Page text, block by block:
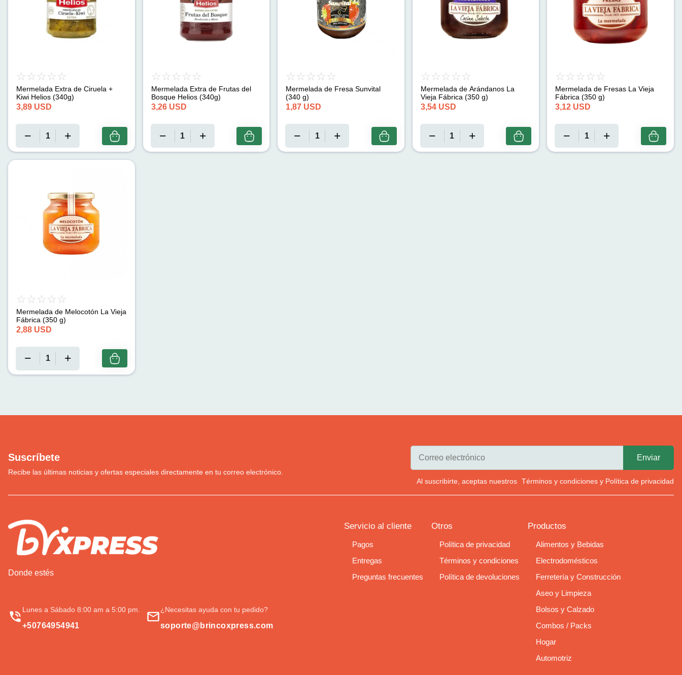
Mermelada Extra de Ciruela +
Kiwi Helios (340g)
3,89 USD
Mermelada Extra de Frutas del
Bosque Helios (340g)
3,26 USD
Mermelada de Fresa Sunvital
(340 g)
1,87 USD
Mermelada de Arándanos La
Vieja Fábrica (350 g)
3,54 USD
Mermelada de Fresas La Vieja
Fábrica (350 g)
3,12 USD
Mermelada de Melocotón La Vieja
Fábrica (350 g)
2,88 USD
Suscríbete
Recibe las últimas noticias y ofertas especiales directamente en tu correo electrónico.
Al suscribirte, aceptas nuestros Términos y condiciones y Política de privacidad
Donde estés
Lunes a Sábado 8:00 am a 5:00 pm.
+50764954941
¿Necesitas ayuda con tu pedido?
soporte@brincoxpress.com
Servicio al cliente
Pagos
Entregas
Preguntas frecuentes
Otros
Política de privacidad
Términos y condiciones
Política de devoluciones
Productos
Alimentos y Bebidas
Electrodomésticos
Ferretería y Construcción
Aseo y Limpieza
Bolsos y Calzado
Combos / Packs
Hogar
Automotriz